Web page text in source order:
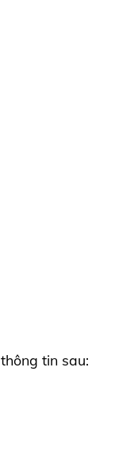
tin sau: